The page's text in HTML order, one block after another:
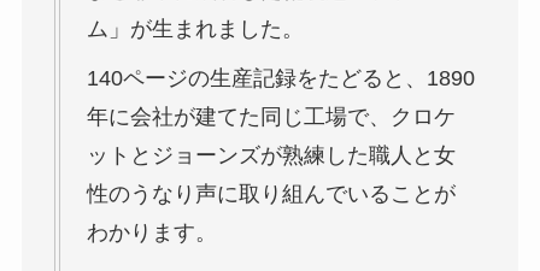
ム」が生まれました。
140ページの生産記録をたどると、1890
年に会社が建てた同じ工場で、クロケ
ットとジョーンズが熟練した職人と女
性のうなり声に取り組んでいることが
わかります。